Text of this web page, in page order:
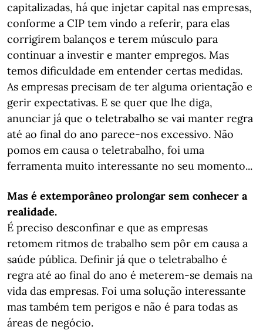
capitalizadas, há que injetar capital nas empresas,
conforme a CIP tem vindo a referir, para elas
corrigirem balanços e terem músculo para
continuar a investir e manter empregos. Mas
temos dificuldade em entender certas medidas.
As empresas precisam de ter alguma orientação e
gerir expectativas. E se quer que lhe diga,
anunciar já que o teletrabalho se vai manter regra
até ao final do ano parece-nos excessivo. Não
pomos em causa o teletrabalho, foi uma
ferramenta muito interessante no seu momento...
Mas é extemporâneo prolongar sem conhecer a
realidade.
É preciso desconfinar e que as empresas
retomem ritmos de trabalho sem pôr em causa a
saúde pública. Definir já que o teletrabalho é
regra até ao final do ano é meterem-se demais na
vida das empresas. Foi uma solução interessante
mas também tem perigos e não é para todas as
áreas de negócio.